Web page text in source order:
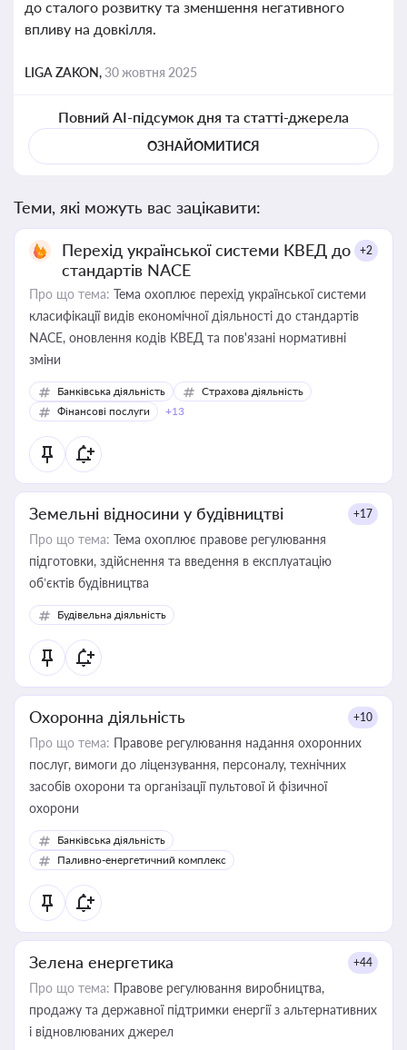
до сталого розвитку та зменшення негативного
впливу на довкілля.
LIGA ZAKON,30 жовтня 2025
Повний AI-підсумок дня та статті-джерела
ОЗНАЙОМИТИСЯ
Теми, які можуть вас зацікавити:
Перехід української системи КВЕД до
стандартів NACE
+2
Про що тема: Тема охоплює перехід української системи
класифікації видів економічної діяльності до стандартів
NACE, оновлення кодів КВЕД та пов'язані нормативні
зміни
Банківська діяльність
Страхова діяльність
Фінансові послуги
+13
Земельні відносини у будівництві +17
Про що тема: Тема охоплює правове регулювання
підготовки, здійснення та введення в експлуатацію
об’єктів будівництва
Будівельна діяльність
Охоронна діяльність +10
Про що тема: Правове регулювання надання охоронних
послуг, вимоги до ліцензування, персоналу, технічних
засобів охорони та організації пультової й фізичної
охорони
Банківська діяльність
Паливно-енергетичний комплекс
Зелена енергетика +44
Про що тема: Правове регулювання виробництва,
продажу та державної підтримки енергії з альтернативних
і відновлюваних джерел